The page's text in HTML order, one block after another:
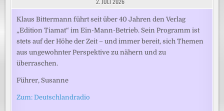
Klaus Bittermann führt seit über 40 Jahren den Verlag
„Edition Tiamat“ im Ein-Mann-Betrieb. Sein Programm ist
stets auf der Höhe der Zeit – und immer bereit, sich Themen
aus ungewohnter Perspektive zu nähern und zu
überraschen.
Führer, Susanne
Zum: Deutschlandradio